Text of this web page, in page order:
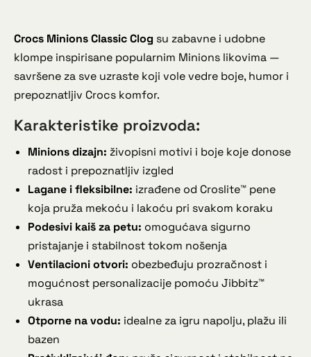
Crocs Minions Classic Clog su zabavne i udobne
klompe inspirisane popularnim Minions likovima —
savršene za sve uzraste koji vole vedre boje, humor i
prepoznatljiv Crocs komfor.
Karakteristike proizvoda:
Minions dizajn: živopisni motivi i boje koje donose
radost i prepoznatljiv izgled
Lagane i fleksibilne: izrađene od Croslite™ pene
koja pruža mekoću i lakoću pri svakom koraku
Podesivi kaiš za petu: omogućava sigurno
pristajanje i stabilnost tokom nošenja
Ventilacioni otvori: obezbeđuju prozračnost i
mogućnost personalizacije pomoću Jibbitz™
ukrasa
Otporne na vodu: idealne za igru napolju, plažu ili
bazen